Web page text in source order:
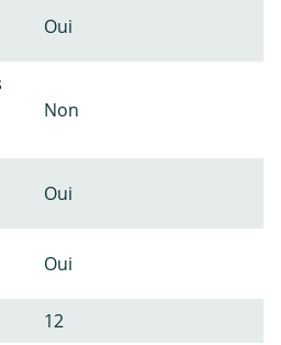
Oui
Non
Oui
Oui
12